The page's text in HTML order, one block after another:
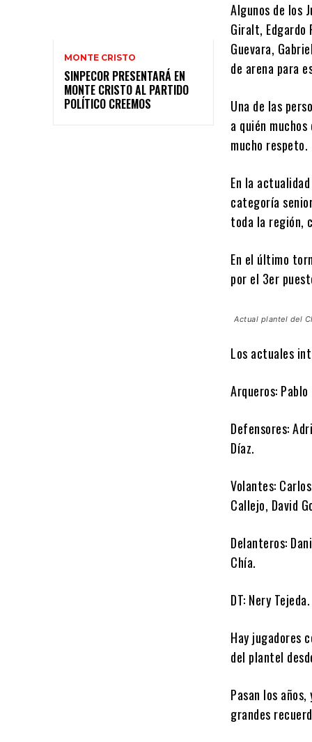
MONTE CRISTO
SINPECOR PRESENTARÁ EN
MONTE CRISTO AL PARTIDO
POLÍTICO CREEMOS
Algunos de los
Giralt, Edgardo
Guevara,
de arena para
Una de las
a quién
mucho respeto.
En la
categoría
toda la región,
En el último
por el 3er
Actual plantel del
Los actuales
Arqueros:
Defensores:
Díaz.
Volantes:
Callejo, David
Delanteros:
Chía.
DT: Nery Tejeda.
Hay jugadores
del plantel
Pasan los
grandes